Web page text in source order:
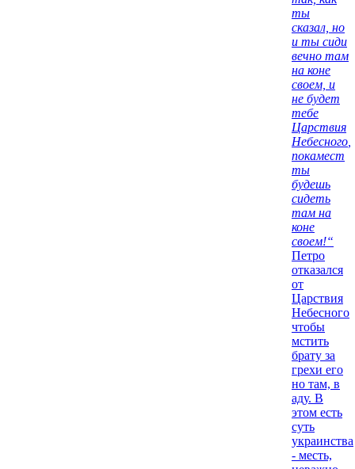
ты
сказал, но
и ты сиди
вечно там
на коне
своем, и
не будет
тебе
Царствия
Небесного
покамест
ты
будешь
сидеть
там на
коне
своем!“
Петро
отказался
от
Царствия
Небесного
чтобы
мстить
брату за
грехи его
но там, в
аду. В
этом есть
суть
украинства
- месть,